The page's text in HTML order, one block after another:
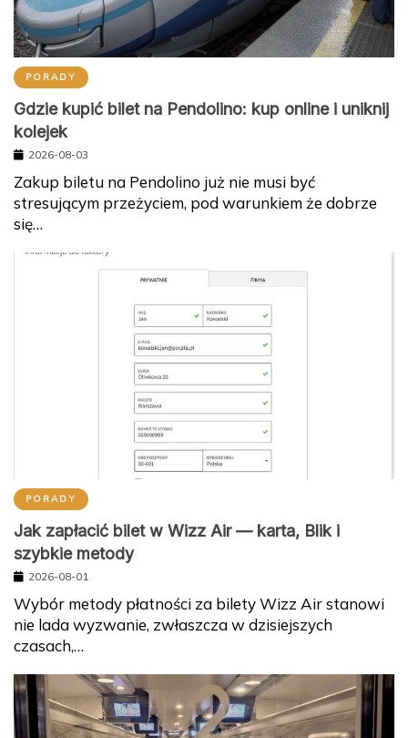
PORADY
Gdzie kupić bilet na Pendolino: kup online i uniknij
kolejek
2026-08-03
Zakup biletu na Pendolino już nie musi być
stresującym przeżyciem, pod warunkiem że dobrze
się…
PORADY
Jak zapłacić bilet w Wizz Air — karta, Blik i
szybkie metody
2026-08-01
Wybór metody płatności za bilety Wizz Air stanowi
nie lada wyzwanie, zwłaszcza w dzisiejszych
czasach,…